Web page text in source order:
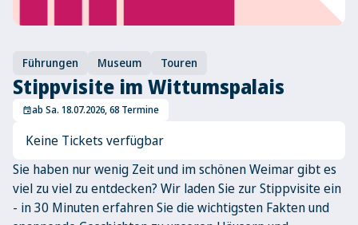
Führungen Museum Touren
Stippvisite im Wittumspalais
eventab Sa. 18.07.2026, 68 Termine
Keine Tickets verfügbar
Sie haben nur wenig Zeit und im schönen Weimar gibt es
viel zu viel zu entdecken? Wir laden Sie zur Stippvisite ein
- in 30 Minuten erfahren Sie die wichtigsten Fakten und